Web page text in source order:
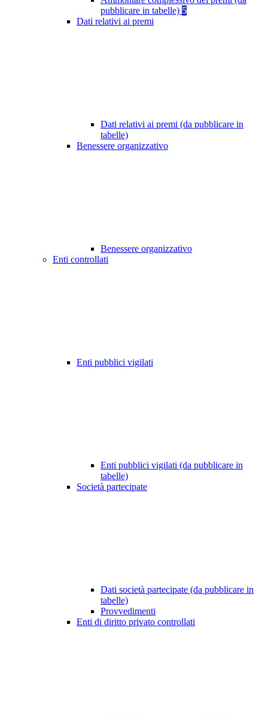
pubblicare in tabelle) 5
Dati relativi ai premi
Dati relativi ai premi (da pubblicare in
tabelle)
Benessere organizzativo
Benessere organizzativo
Enti controllati
Enti pubblici vigilati
Enti pubblici vigilati (da pubblicare in
tabelle)
Società partecipate
Dati società partecipate (da pubblicare in
tabelle)
Provvedimenti
Enti di diritto privato controllati